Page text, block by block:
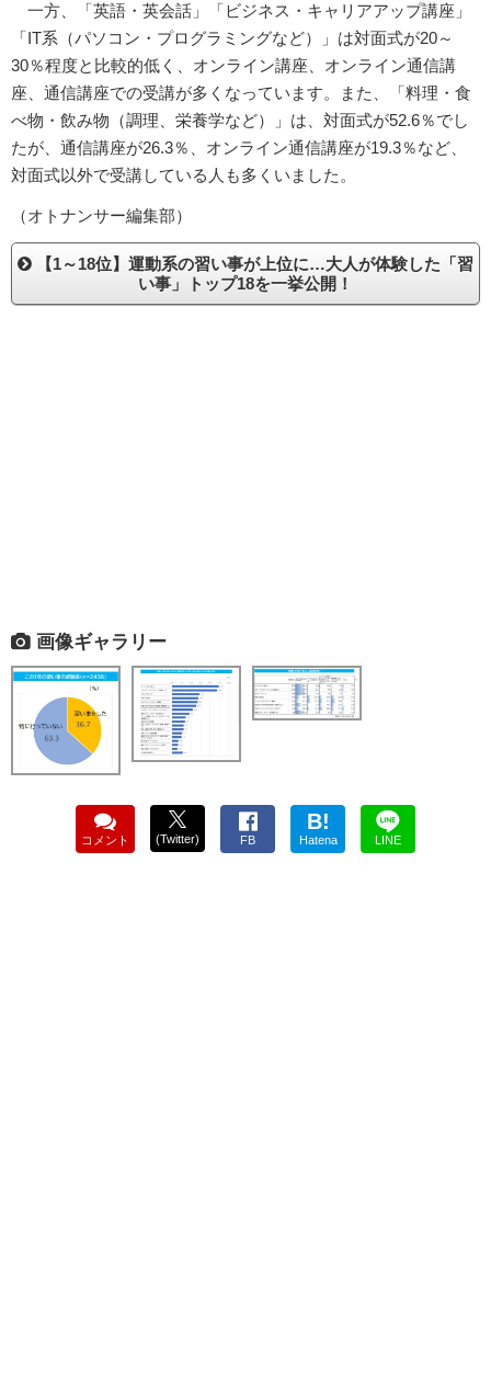
一方、「英語・英会話」「ビジネス・キャリアアップ講座」
「IT系（パソコン・プログラミングなど）」は対面式が20～
30％程度と比較的低く、オンライン講座、オンライン通信講
座、通信講座での受講が多くなっています。また、「料理・食
べ物・飲み物（調理、栄養学など）」は、対面式が52.6％でし
たが、通信講座が26.3％、オンライン通信講座が19.3％など、
対面式以外で受講している人も多くいました。
（オトナンサー編集部）
【1～18位】運動系の習い事が上位に…大人が体験した「習
い事」トップ18を一挙公開！
画像ギャラリー
コメント (Twitter) FB
B!
Hatena LINE